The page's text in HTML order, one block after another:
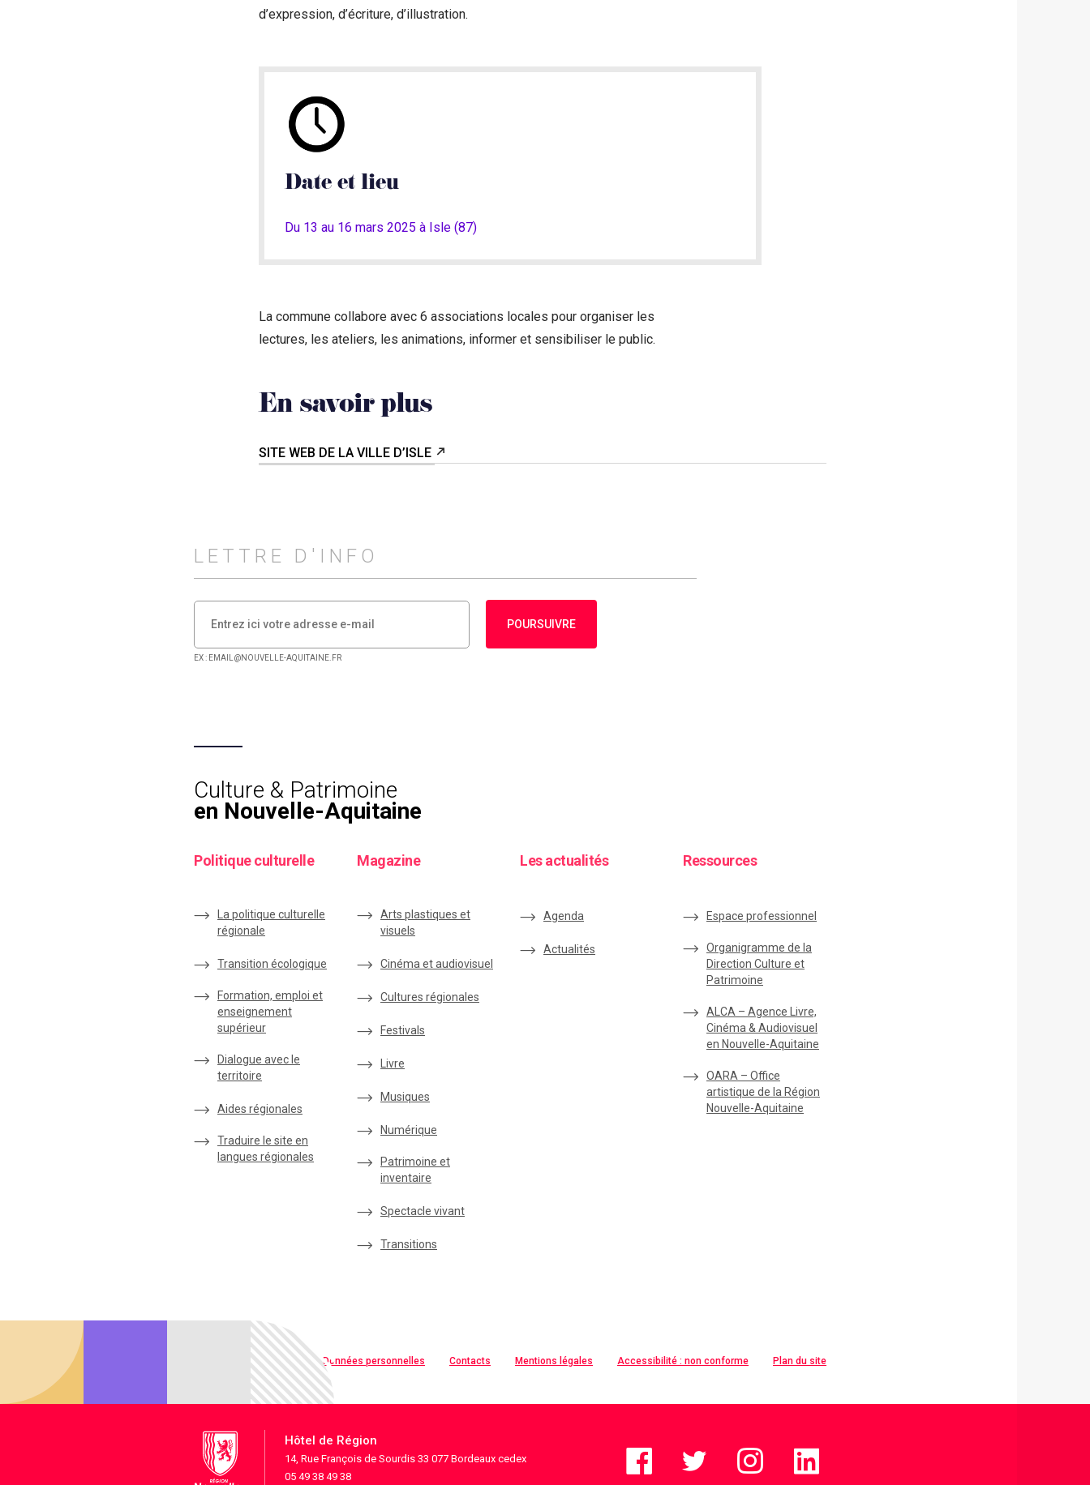
d’expression, d’écriture, d’illustration.
Date et lieu
Du 13 au 16 mars 2025 à Isle (87)
La commune collabore avec 6 associations locales pour organiser les
lectures, les ateliers, les animations, informer et sensibiliser le public.
En savoir plus
SITE WEB DE LA VILLE D’ISLE
LETTRE D'INFO
POURSUIVRE
EX : EMAIL@NOUVELLE-AQUITAINE.FR
Culture & Patrimoine
en Nouvelle-Aquitaine
Politique culturelle
La politique culturelle
régionale
Transition écologique
Formation, emploi et
enseignement
supérieur
Dialogue avec le
territoire
Aides régionales
Traduire le site en
langues régionales
Magazine
Arts plastiques et
visuels
Cinéma et audiovisuel
Cultures régionales
Festivals
Livre
Musiques
Numérique
Patrimoine et
inventaire
Spectacle vivant
Transitions
Les actualités
Agenda
Actualités
Ressources
Espace professionnel
Organigramme de la
Direction Culture et
Patrimoine
ALCA – Agence Livre,
Cinéma & Audiovisuel
en Nouvelle-Aquitaine
OARA – Office
artistique de la Région
Nouvelle-Aquitaine
Qualité web Données personnelles Contacts Mentions légales Accessibilité : non conforme Plan du site
Hôtel de Région
14, Rue François de Sourdis 33 077 Bordeaux cedex
05 49 38 49 38